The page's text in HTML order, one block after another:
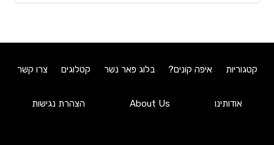
קטגוריות איפה קונים? בלוג פאר נשר קטלוגים צרו קשר
אודותינו About Us הצהרת נגישות